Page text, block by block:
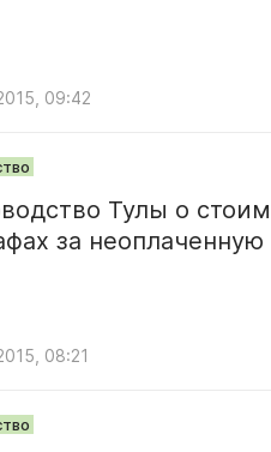
09:42
Тулы о
за неоплаченную
08:21